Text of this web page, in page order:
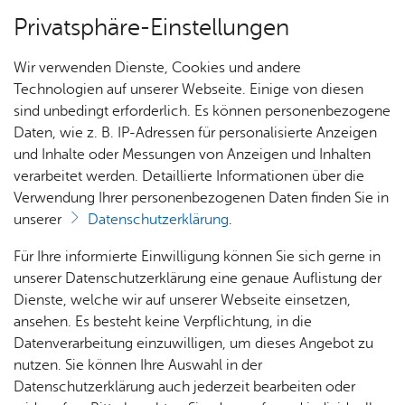
Über­sicht Bür­ger & Stadt
Rat­
haus &
Bür­
ger­
ser­vice
Rat­
häu­ser
Nach­
rich­
ten,
Vi­de­os
& Bil­
der
Me­di­
Jobs
Stel­
len­an­
ge­bo­te
Aus­bil­
dung &
Stu­di­
Bauen
& Um­
welt
Geo­
da­ten
Ge­
sund­
heit &
kum
Dienst­leis­tun­gen A–Z
Vor­le­sen
Nie­der­las­sungs­er­laub­nis be­
an­tra­gen
Sie haben eine befristete Aufenthaltserlaubnis?
Nach Ablauf einer bestimmten Zeit können Sie eine
zeitlich und räumlich nicht beschränkte
Privatsphäre-Einstellungen
Wir verwenden Dienste, Cookies und andere
Technologien auf unserer Webseite. Einige von diesen
sind unbedingt erforderlich. Es können personenbezogene
Daten, wie z. B. IP-Adressen für personalisierte Anzeigen
und Inhalte oder Messungen von Anzeigen und Inhalten
verarbeitet werden. Detaillierte Informationen über die
Verwendung Ihrer personenbezogenen Daten finden Sie in
unserer
Datenschutzerklärung.
Für Ihre informierte Einwilligung können Sie sich gerne in
unserer Datenschutzerklärung eine genaue Auflistung der
Dienste, welche wir auf unserer Webseite einsetzen,
ansehen. Es besteht keine Verpflichtung, in die
Datenverarbeitung einzuwilligen, um dieses Angebot zu
nutzen. Sie können Ihre Auswahl in der
Datenschutzerklärung auch jederzeit bearbeiten oder